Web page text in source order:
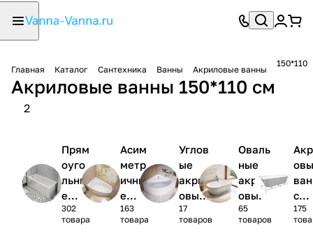
Главная Каталог Сантехника Ванны Акриловые ванны
150*110
Акриловые ванны 150*110 см
2
Прям
оуго
льны
е
акри
ловы
302
товара
Асим
метр
ичны
е
акри
ловы
163
товара
Углов
ые
акрил
овые
ванны
1/4
17
товаров
Оваль
ные
акрил
овые
ванны
65
товаров
с
сом
175